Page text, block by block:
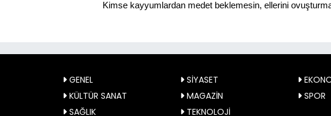
Kimse kayyumlardan medet beklemesin, ellerini
GENEL SİYASET
KÜLTÜR SANAT MAGAZİN
SPOR
SAĞLIK TEKNOLOJİ